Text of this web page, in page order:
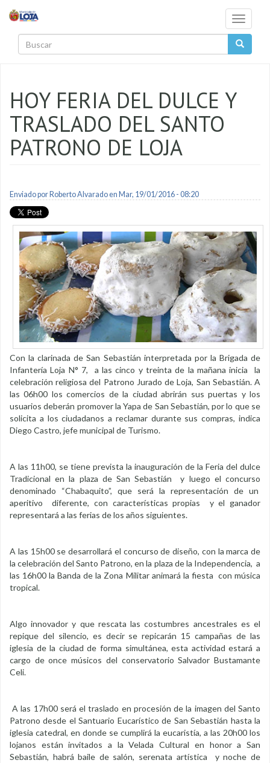
Toggle
HOY FERIA DEL DULCE Y
TRASLADO DEL SANTO
PATRONO DE LOJA
Enviado por Roberto Alvaradoen Mar, 19/01/2016 - 08:20
Con la clarinada de San Sebastián interpretada por la Brigada de
Infantería Loja N° 7, a las cinco y treinta de la mañana inicia la
celebración religiosa del Patrono Jurado de Loja, San Sebastián. A
las 06h00 los comercios de la ciudad abrirán sus puertas y los
usuarios deberán promover la Yapa de San Sebastián, por lo que se
solicita a los ciudadanos a reclamar durante sus compras, indica
Diego Castro, jefe municipal de Turismo.
A las 11h00, se tiene prevista la inauguración de la Feria del dulce
Tradicional en la plaza de San Sebastián y luego el concurso
denominado “Chabaquito”, que será la representación de un
aperitivo diferente, con características propias y el ganador
representará a las ferias de los años siguientes.
A las 15h00 se desarrollará el concurso de diseño, con la marca de
la celebración del Santo Patrono, en la plaza de la Independencia, a
las 16h00 la Banda de la Zona Militar animará la fiesta con música
tropical.
Algo innovador y que rescata las costumbres ancestrales es el
repique del silencio, es decir se repicarán 15 campañas de las
iglesia de la ciudad de forma simultánea, esta actividad estará a
cargo de once músicos del conservatorio Salvador Bustamante
Celi.
A las 17h00 será el traslado en procesión de la imagen del Santo
Patrono desde el Santuario Eucarístico de San Sebastián hasta la
iglesia catedral, en donde se cumplirá la eucaristía, a las 20h00 los
lojanos están invitados a la Velada Cultural en honor a San
Sebastián, habrá baile de salón, serenata artística y noche de